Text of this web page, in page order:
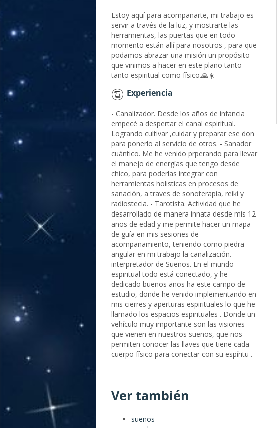
Estoy aquí para acompañarte, mi trabajo es
servir a través de la luz, y mostrarte las
herramientas, las puertas que en todo
momento están allí para nosotros , para que
podamos abrazar una misión un propósito
que vinimos a hacer en este plano tanto
tanto espiritual como físico.🙏☀️
Experiencia
- Canalizador. Desde los años de infancia
empecé a despertar el canal espiritual.
Logrando cultivar ,cuidar y preparar ese don
para ponerlo al servicio de otros. - Sanador
cuántico. Me he venido prperando para llevar
el manejo de energías que tengo desde
chico, para poderlas integrar con
herramientas holisticas en procesos de
sanación, a traves de sonoterapia, reiki y
radiostecia. - Tarotista. Actividad que he
desarrollado de manera innata desde mis 12
años de edad y me permite hacer un mapa
de guía en mis sesiones de
acompañamiento, teniendo como piedra
angular en mi trabajo la canalización.-
interpretador de Sueños. En el mundo
espiritual todo está conectado, y he
dedicado buenos años ha este campo de
estudio, donde he venido implementando en
mis cierres y aperturas espirituales lo que he
llamado los espacios espirituales . Donde un
vehículo muy importante son las visiones
que vienen en nuestros sueños, que nos
permiten conocer las llaves que tiene cada
cuerpo físico para conectar con su espíritu .
Ver también
suenos